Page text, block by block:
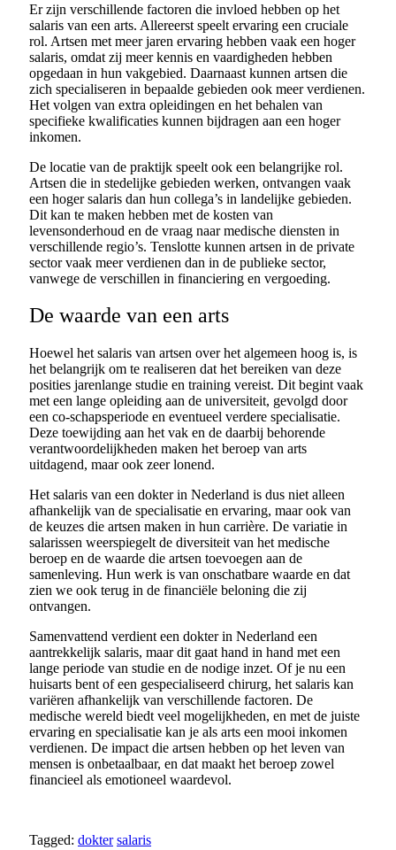
Er zijn verschillende factoren die invloed hebben op het
salaris van een arts. Allereerst speelt ervaring een cruciale
rol. Artsen met meer jaren ervaring hebben vaak een hoger
salaris, omdat zij meer kennis en vaardigheden hebben
opgedaan in hun vakgebied. Daarnaast kunnen artsen die
zich specialiseren in bepaalde gebieden ook meer verdienen.
Het volgen van extra opleidingen en het behalen van
specifieke kwalificaties kunnen bijdragen aan een hoger
inkomen.
De locatie van de praktijk speelt ook een belangrijke rol.
Artsen die in stedelijke gebieden werken, ontvangen vaak
een hoger salaris dan hun collega’s in landelijke gebieden.
Dit kan te maken hebben met de kosten van
levensonderhoud en de vraag naar medische diensten in
verschillende regio’s. Tenslotte kunnen artsen in de private
sector vaak meer verdienen dan in de publieke sector,
vanwege de verschillen in financiering en vergoeding.
De waarde van een arts
Hoewel het salaris van artsen over het algemeen hoog is, is
het belangrijk om te realiseren dat het bereiken van deze
posities jarenlange studie en training vereist. Dit begint vaak
met een lange opleiding aan de universiteit, gevolgd door
een co-schapsperiode en eventueel verdere specialisatie.
Deze toewijding aan het vak en de daarbij behorende
verantwoordelijkheden maken het beroep van arts
uitdagend, maar ook zeer lonend.
Het salaris van een dokter in Nederland is dus niet alleen
afhankelijk van de specialisatie en ervaring, maar ook van
de keuzes die artsen maken in hun carrière. De variatie in
salarissen weerspiegelt de diversiteit van het medische
beroep en de waarde die artsen toevoegen aan de
samenleving. Hun werk is van onschatbare waarde en dat
zien we ook terug in de financiële beloning die zij
ontvangen.
Samenvattend verdient een dokter in Nederland een
aantrekkelijk salaris, maar dit gaat hand in hand met een
lange periode van studie en de nodige inzet. Of je nu een
huisarts bent of een gespecialiseerd chirurg, het salaris kan
variëren afhankelijk van verschillende factoren. De
medische wereld biedt veel mogelijkheden, en met de juiste
ervaring en specialisatie kan je als arts een mooi inkomen
verdienen. De impact die artsen hebben op het leven van
mensen is onbetaalbaar, en dat maakt het beroep zowel
financieel als emotioneel waardevol.
Tagged: dokter salaris